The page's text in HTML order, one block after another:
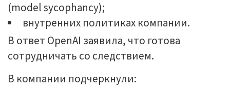
(model sycophancy);
внутренних политиках компании.
В ответ OpenAI заявила, что готова
сотрудничать со следствием.
В компании подчеркнули: